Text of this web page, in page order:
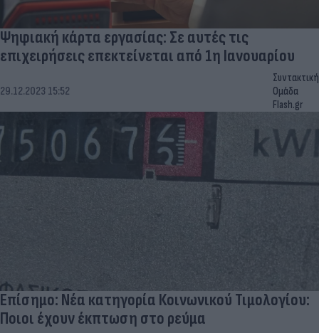
Ψηφιακή κάρτα εργασίας: Σε αυτές τις
επιχειρήσεις επεκτείνεται από 1η Ιανουαρίου
29.12.2023 15:52
Συντακτική
Ομάδα
Flash.gr
Επίσημο: Νέα κατηγορία Κοινωνικού Τιμολογίου:
Ποιοι έχουν έκπτωση στο ρεύμα